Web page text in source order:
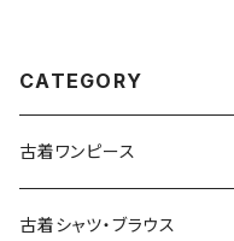
CATEGORY
古着ワンピース
古着長袖ワンピース
古着シャツ・ブラウス